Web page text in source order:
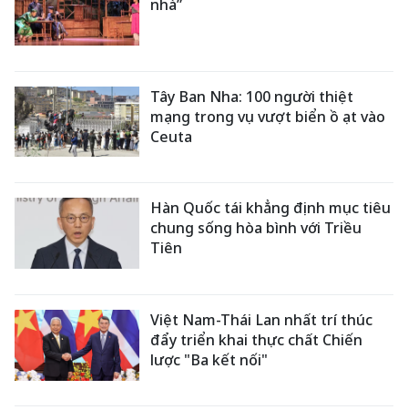
nhà”
Tây Ban Nha: 100 người thiệt
mạng trong vụ vượt biển ồ ạt vào
Ceuta
Hàn Quốc tái khẳng định mục tiêu
chung sống hòa bình với Triều
Tiên
Việt Nam-Thái Lan nhất trí thúc
đẩy triển khai thực chất Chiến
lược "Ba kết nối"